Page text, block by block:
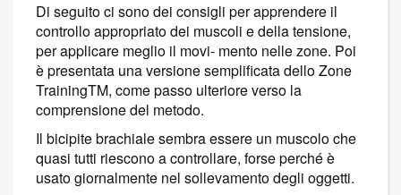
Di seguito ci sono dei consigli per apprendere il
controllo appropriato dei muscoli e della tensione,
per applicare meglio il movi- mento nelle zone. Poi
è presentata una versione semplificata dello Zone
TrainingTM, come passo ulteriore verso la
comprensione del metodo.
Il bicipite brachiale sembra essere un muscolo che
quasi tutti riescono a controllare, forse perché è
usato giornalmente nel sollevamento degli oggetti.